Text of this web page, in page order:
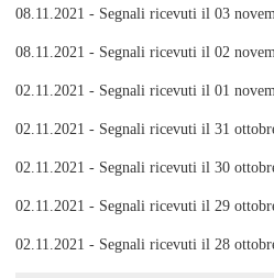
08.11.2021 - Segnali ricevuti il 03
08.11.2021 - Segnali ricevuti il 02
02.11.2021 - Segnali ricevuti il 01
02.11.2021 - Segnali ricevuti il 31
02.11.2021 - Segnali ricevuti il 30
02.11.2021 - Segnali ricevuti il 29
02.11.2021 - Segnali ricevuti il 28